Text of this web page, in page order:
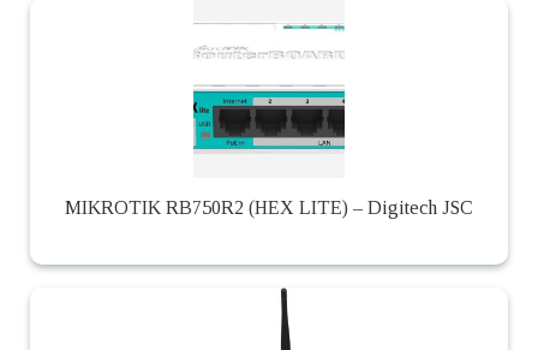
MIKROTIK RB750R2 (HEX LITE) – Digitech JSC